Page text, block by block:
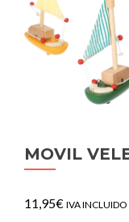
MOVIL
11,95€ IVA INCLUIDO